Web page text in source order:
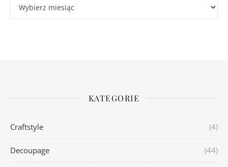
KATEGORIE
Craftstyle (4)
Decoupage (44)